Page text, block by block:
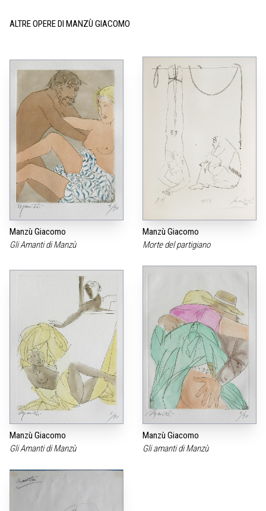
ALTRE OPERE DI MANZÙ GIACOMO
Manzù Giacomo
Gli Amanti di Manzù
Manzù Giacomo
Morte del partigiano
Manzù Giacomo
Gli Amanti di Manzù
Manzù Giacomo
Gli amanti di Manzù